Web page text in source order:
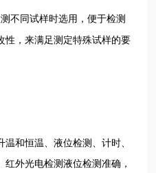
不同试样时选用，便于检测
性，来满足测定特殊试样的要
和恒温、液位检测、计时、
外光电检测液位检测准确，